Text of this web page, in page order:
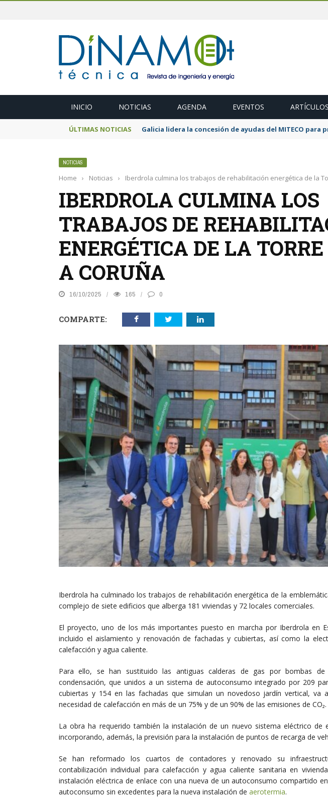
INICIO NOTICIAS AGENDA EVENTOS ARTÍCULOS
ÚLTIMAS NOTICIAS El MITECO prepara una subasta de 600 MW de
NOTICIAS
Home › Noticias › Iberdrola culmina los trabajos de rehabilitación energética de la
IBERDROLA CULMINA LOS
TRABAJOS DE
ENERGÉTICA DE LA
A CORUÑA
16/10/2025 165 0
COMPARTE:
Iberdrola ha culminado los trabajos de rehabilitación energética de la
complejo de siete edificios que alberga 181 viviendas y 72 locales comerciales.
El proyecto, uno de los más importantes puesto en marcha por Iberdrola en
incluido el aislamiento y renovación de fachadas y cubiertas, así como la
calefacción y agua caliente.
Para ello, se han sustituido las antiguas calderas de gas por bombas
condensación, que unidos a un sistema de autoconsumo integrado por 209
cubiertas y 154 en las fachadas que simulan un novedoso jardín vertical, va
necesidad de calefacción en más de un 75% y de un 90% de las emisiones de CO₂.
La obra ha requerido también la instalación de un nuevo sistema eléctrico de
incorporando, además, la previsión para la instalación de puntos de recarga de
Se han reformado los cuartos de contadores y renovado su
contabilización individual para calefacción y agua caliente sanitaria en
instalación eléctrica de enlace con una nueva de un autoconsumo compartido
autoconsumo sin excedentes para la nueva instalación de aerotermia.